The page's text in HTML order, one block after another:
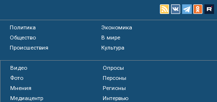
Политика
Экономика
Общество
В мире
Происшествия
Культура
Видео
Опросы
Фото
Персоны
Мнения
Регионы
Медиацентр
Интервью